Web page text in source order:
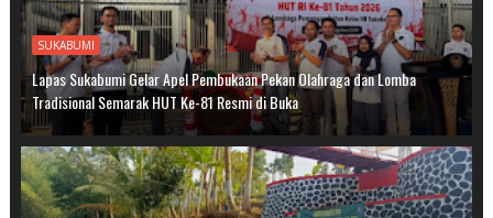
SUKABUMI
Lapas Sukabumi Gelar Apel Pembukaan Pekan Olahraga dan Lomba
Tradisional Semarak HUT Ke-81 Resmi di Buka